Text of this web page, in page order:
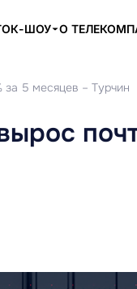
ШОУ О
5 месяцев – Турчин